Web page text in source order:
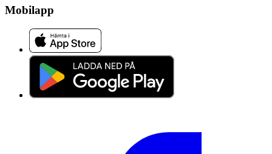
Mobilapp